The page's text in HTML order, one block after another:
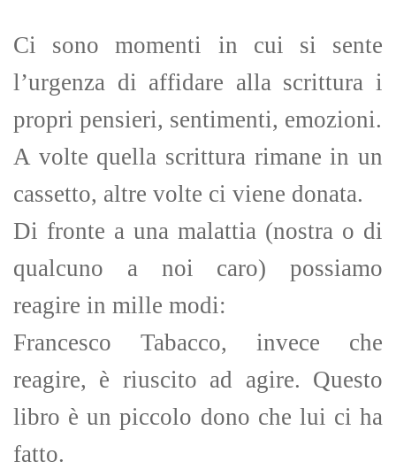
Ci sono momenti in cui si sente
l’urgenza di affidare alla scrittura i
propri pensieri, sentimenti, emozioni.
A volte quella scrittura rimane in un
cassetto, altre volte ci viene donata.
Di fronte a una malattia (nostra o di
qualcuno a noi caro) possiamo
reagire in mille modi:
Francesco Tabacco, invece che
reagire, è riuscito ad agire. Questo
libro è un piccolo dono che lui ci ha
fatto.